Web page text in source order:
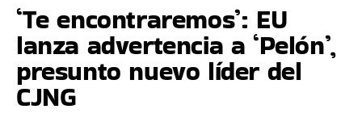
‘Te encontraremos’: EU
lanza advertencia a ‘Pelón’,
presunto nuevo líder del
CJNG